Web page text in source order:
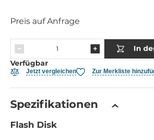
Preis auf Anfrage
In
Verfügbar
Jetzt vergleichen Zur Merkliste
Spezifikationen
Flash Disk